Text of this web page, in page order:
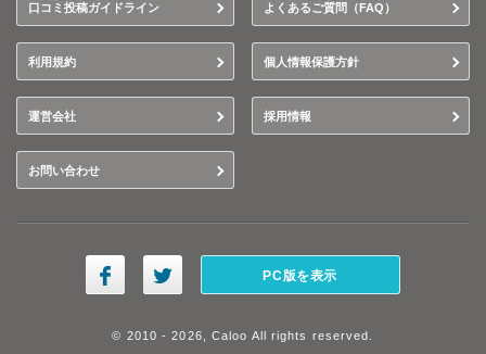
口コミ投稿ガイドライン よくあるご質問（FAQ）
利用規約 個人情報保護方針
運営会社 採用情報
お問い合わせ
PC版を表示
© 2010 - 2026, Caloo All rights reserved.